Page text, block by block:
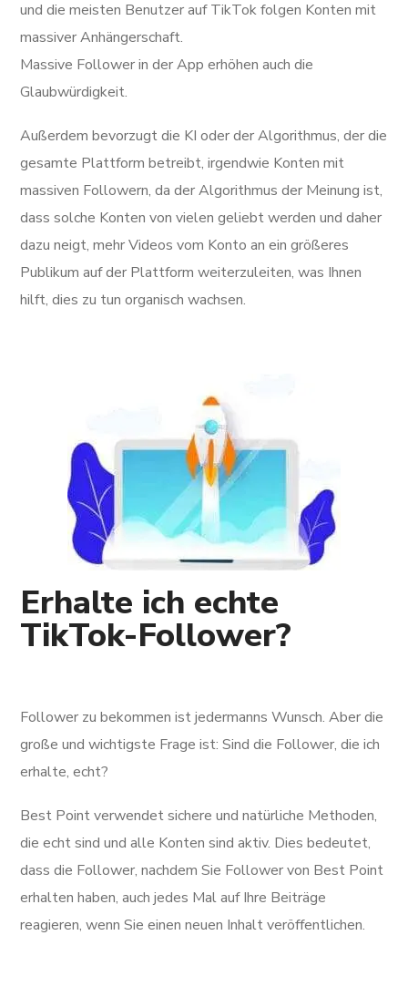
und die meisten Benutzer auf TikTok folgen Konten mit
massiver Anhängerschaft.
Massive Follower in der App erhöhen auch die
Glaubwürdigkeit.
Außerdem bevorzugt die KI oder der Algorithmus, der die
gesamte Plattform betreibt, irgendwie Konten mit
massiven Followern, da der Algorithmus der Meinung ist,
dass solche Konten von vielen geliebt werden und daher
dazu neigt, mehr Videos vom Konto an ein größeres
Publikum auf der Plattform weiterzuleiten, was Ihnen
hilft, dies zu tun organisch wachsen.
Erhalte ich echte
TikTok-Follower?
Follower zu bekommen ist jedermanns Wunsch. Aber die
große und wichtigste Frage ist: Sind die Follower, die ich
erhalte, echt?
Best Point verwendet sichere und natürliche Methoden,
die echt sind und alle Konten sind aktiv. Dies bedeutet,
dass die Follower, nachdem Sie Follower von Best Point
erhalten haben, auch jedes Mal auf Ihre Beiträge
reagieren, wenn Sie einen neuen Inhalt veröffentlichen.